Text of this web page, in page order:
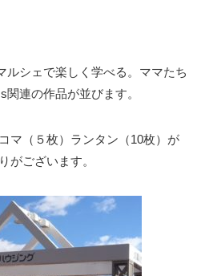
ルシェで楽しく学べる。ママたち
連の作品が並びます。
マ（５枚）ランタン（10枚）が
ございます。